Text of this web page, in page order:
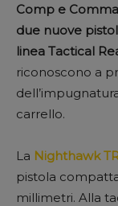
Comp e
due nuove
linea Tactical
riconoscono a
carrello.
La Nighthawk
pistola
millimetri. Alla